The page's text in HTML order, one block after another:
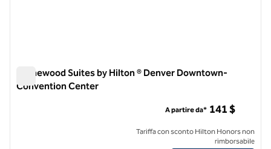
Homewood Suites by Hilton ® Denver Downtown-
Convention Center
A partire da* 141 $
Tariffa con sconto Hilton Honors non
rimborsabile